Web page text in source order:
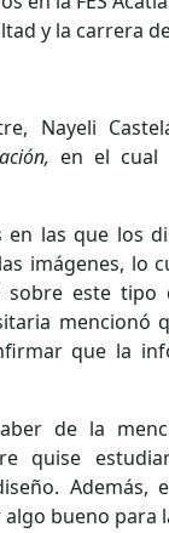
y la carrera
Nayeli
en el cual
las que los
imágenes, lo
este tipo
mencionó
que la
de la
quise
Además,
bueno para